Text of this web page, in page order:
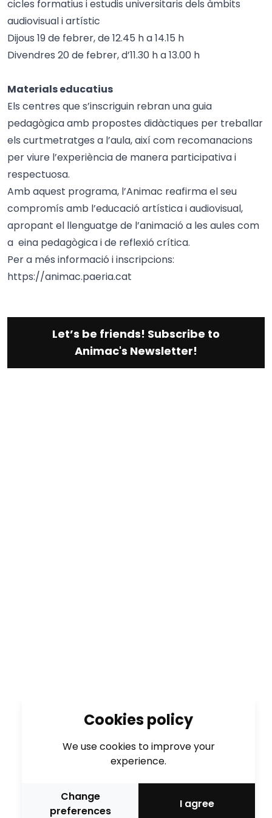
cicles formatius i estudis universitaris dels àmbits
audiovisual i artístic
Dijous 19 de febrer, de 12.45 h a 14.15 h
Divendres 20 de febrer, d’11.30 h a 13.00 h
Materials educatius
Els centres que s’inscriguin rebran una guia
pedagògica amb propostes didàctiques per treballar
els curtmetratges a l’aula, així com recomanacions
per viure l’experiència de manera participativa i
respectuosa.
Amb aquest programa, l’Animac reafirma el seu
compromís amb l’educació artística i audiovisual,
apropant el llenguatge de l’animació a les aules com
a eina pedagògica i de reflexió crítica.
Per a més informació i inscripcions:
https://animac.paeria.cat
Let’s be friends! Subscribe to
Animac's Newsletter!
Cookies policy
We use cookies to improve your
experience.
Change
preferences
I agree